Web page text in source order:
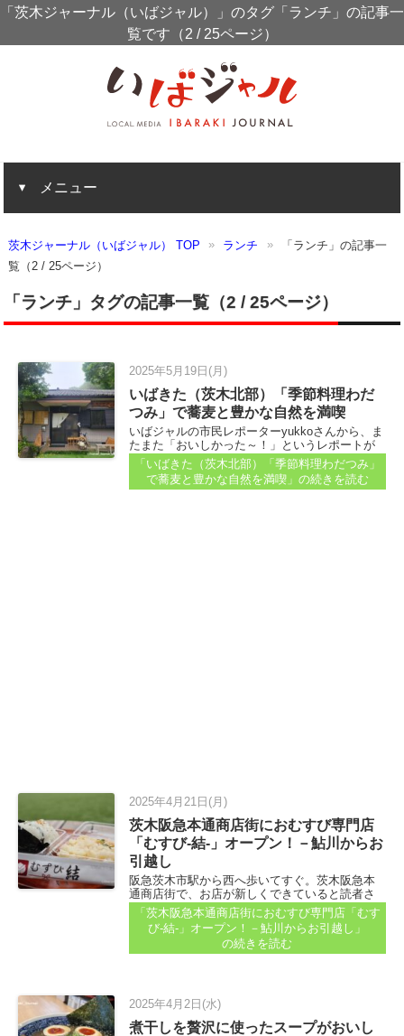
「茨木ジャーナル（いばジャル）」のタグ「ランチ」の記事一
覧です（2 / 25ページ）
メニュー
茨木ジャーナル（いばジャル） TOP ランチ
「ランチ」の記事一
覧（2 / 25ページ）
「ランチ」タグの記事一覧（2 / 25ページ）
2025年5月19日(月)
いばきた（茨木北部）「季節料理わだ
つみ」で蕎麦と豊かな自然を満喫
いばジャルの市民レポーターyukkoさんから、ま
たまた「おいしかった～！」というレポートが
届きました。 料理はもちろん、すてきな風景も
おすすめの「季節料理・蕎麦わだつみ」さんで
す...
「いばきた（茨木北部）「季節料理わだつみ」
で蕎麦と豊かな自然を満喫」 の続きを読む
2025年4月21日(月)
茨木阪急本通商店街におむすび専門店
「むすび-結-」オープン！－鮎川からお
引越し
阪急茨木市駅から西へ歩いてすぐ。茨木阪急本
通商店街で、お店が新しくできていると読者さ
んが教えてくださいました...
「茨木阪急本通商店街におむすび専門店「むす
び-結-」オープン！－鮎川からお引越し」
の続きを読む
2025年4月2日(水)
煮干しを贅沢に使ったスープがおいし